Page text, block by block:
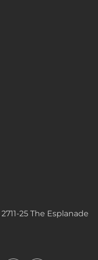
25 The Esplanade